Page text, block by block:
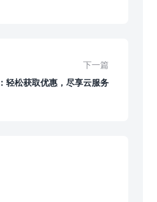
下一篇
轻松获取优惠，尽享云服务